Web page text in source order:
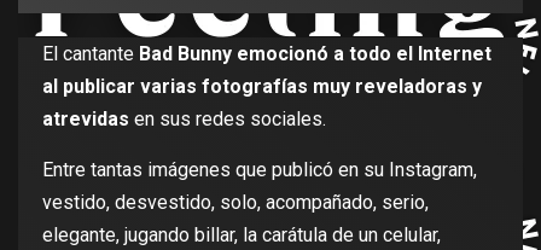
El cantante Bad Bunny emocionó a todo el Internet
al publicar varias fotografías muy reveladoras y
atrevidas en sus redes sociales.
Entre tantas imágenes que publicó en su Instagram,
vestido, desvestido, solo, acompañado, serio,
elegante, jugando billar, la carátula de un celular,